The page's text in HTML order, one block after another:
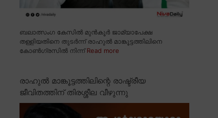
ബലാത്സംഗ കേസിൽ മുൻകൂർ ജാമ്യാപേക്ഷ
തള്ളിയതിനെ തുടർന്ന് രാഹുൽ മാങ്കൂട്ടത്തിലിനെ
കോൺഗ്രസിൽ നിന്ന്Read more
രാഹുൽ മാങ്കൂട്ടത്തിലിന്റെ രാഷ്ട്രീയ
ജീവിതത്തിന് തിരശ്ശീല വീഴുന്നു